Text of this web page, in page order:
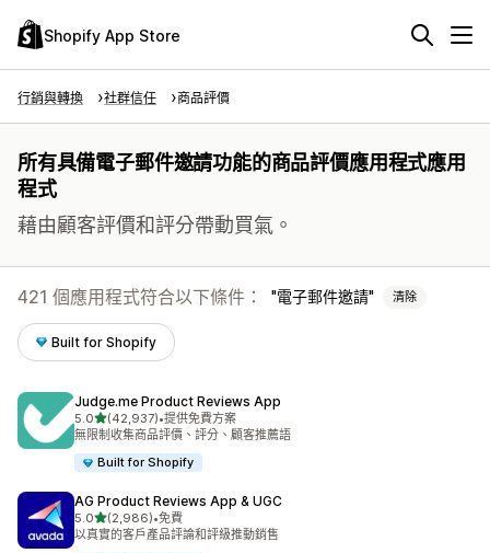
Shopify App Store
行銷與轉換 社群信任 商品評價
所有具備電子郵件邀請功能的商品評價應用程式應用
程式
藉由顧客評價和評分帶動買氣。
421 個應用程式符合以下條件： 電子郵件邀請 清除
Built for Shopify
Judge.me Product Reviews App
5.0滿分 5 顆星
(42,937)
共有 42937 則評價
•提供免費方案
無限制收集商品評價、評分、顧客推薦語
Built for Shopify
AG Product Reviews App & UGC
5.0滿分 5 顆星
(2,986)
共有 2986 則評價
•免費
以真實的客戶產品評論和評級推動銷售